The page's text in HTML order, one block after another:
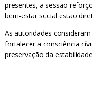
presentes, a sessão
bem-estar social estão
As autoridades
fortalecer a consciência
preservação da